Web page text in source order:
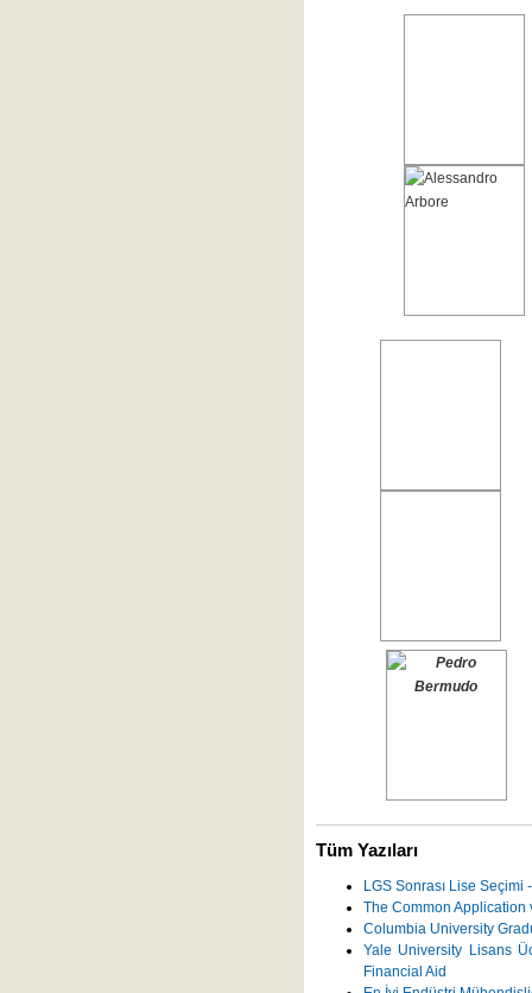
Tüm Yazıları
LGS Sonrası Lise Seçimi
The Common Application
Columbia University
Yale University Lisans
Financial Aid